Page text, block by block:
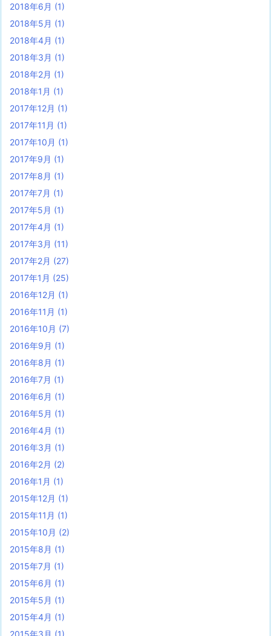
2018年6月 (1)
2018年5月 (1)
2018年4月 (1)
2018年3月 (1)
2018年2月 (1)
2018年1月 (1)
2017年12月 (1)
2017年11月 (1)
2017年10月 (1)
2017年9月 (1)
2017年8月 (1)
2017年7月 (1)
2017年5月 (1)
2017年4月 (1)
2017年3月 (11)
2017年2月 (27)
2017年1月 (25)
2016年12月 (1)
2016年11月 (1)
2016年10月 (7)
2016年9月 (1)
2016年8月 (1)
2016年7月 (1)
2016年6月 (1)
2016年5月 (1)
2016年4月 (1)
2016年3月 (1)
2016年2月 (2)
2016年1月 (1)
2015年12月 (1)
2015年11月 (1)
2015年10月 (2)
2015年8月 (1)
2015年7月 (1)
2015年6月 (1)
2015年5月 (1)
2015年4月 (1)